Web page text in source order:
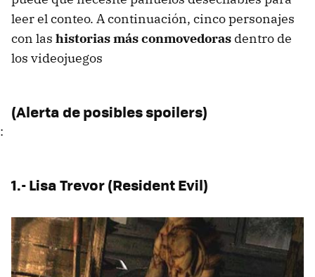
leer el conteo. A continuación, cinco personajes
con las historias más conmovedoras dentro de
los videojuegos
(Alerta de posibles spoilers)
:
1.- Lisa Trevor (Resident Evil)